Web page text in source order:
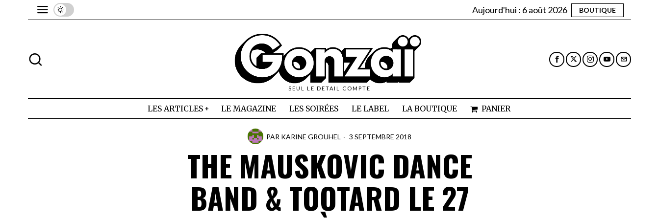
Aujourd'hui : 6 août 2026 BOUTIQUE
SEUL LE DETAIL COMPTE
LES ARTICLES LE MAGAZINE LES SOIRÉES LE LABEL LA BOUTIQUE PANIER
PAR KARINE GROUHEL 3 SEPTEMBRE 2018
THE MAUSKOVIC DANCE
BAND & TOOTARD LE 27